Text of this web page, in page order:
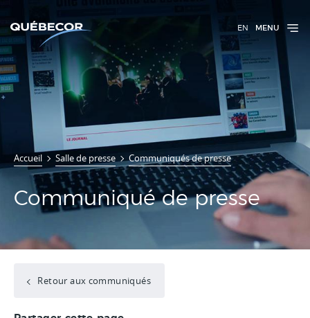
EN MENU
Accueil Salle de presse Communiqués de presse
Communiqué de presse
Retour aux communiqués